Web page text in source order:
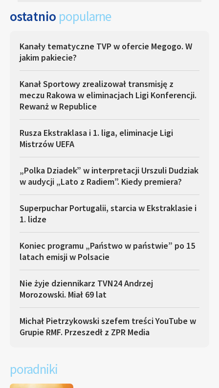
ostatnio popularne
Kanały tematyczne TVP w ofercie Megogo. W
jakim pakiecie?
Kanał Sportowy zrealizował transmisję z
meczu Rakowa w eliminacjach Ligi Konferencji.
Rewanż w Republice
Rusza Ekstraklasa i 1. liga, eliminacje Ligi
Mistrzów UEFA
„Polka Dziadek” w interpretacji Urszuli Dudziak
w audycji „Lato z Radiem”. Kiedy premiera?
Superpuchar Portugalii, starcia w Ekstraklasie i
1. lidze
Koniec programu „Państwo w państwie” po 15
latach emisji w Polsacie
Nie żyje dziennikarz TVN24 Andrzej
Morozowski. Miał 69 lat
Michał Pietrzykowski szefem treści YouTube w
Grupie RMF. Przeszedł z ZPR Media
poradniki